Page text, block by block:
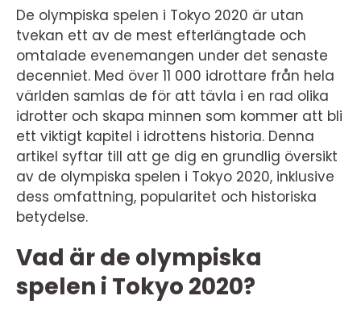
De olympiska spelen i Tokyo 2020 är utan
tvekan ett av de mest efterlängtade och
omtalade evenemangen under det senaste
decenniet. Med över 11 000 idrottare från hela
världen samlas de för att tävla i en rad olika
idrotter och skapa minnen som kommer att bli
ett viktigt kapitel i idrottens historia. Denna
artikel syftar till att ge dig en grundlig översikt
av de olympiska spelen i Tokyo 2020, inklusive
dess omfattning, popularitet och historiska
betydelse.
Vad är de olympiska
spelen i Tokyo 2020?